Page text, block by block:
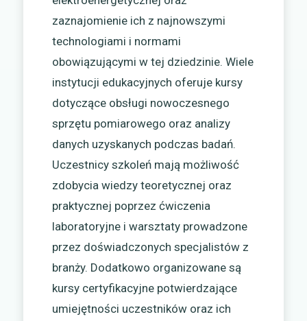
zaznajomienie ich z najnowszymi
technologiami i normami
obowiązującymi w tej dziedzinie. Wiele
instytucji edukacyjnych oferuje kursy
dotyczące obsługi nowoczesnego
sprzętu pomiarowego oraz analizy
danych uzyskanych podczas badań.
Uczestnicy szkoleń mają możliwość
zdobycia wiedzy teoretycznej oraz
praktycznej poprzez ćwiczenia
laboratoryjne i warsztaty prowadzone
przez doświadczonych specjalistów z
branży. Dodatkowo organizowane są
kursy certyfikacyjne potwierdzające
umiejętności uczestników oraz ich